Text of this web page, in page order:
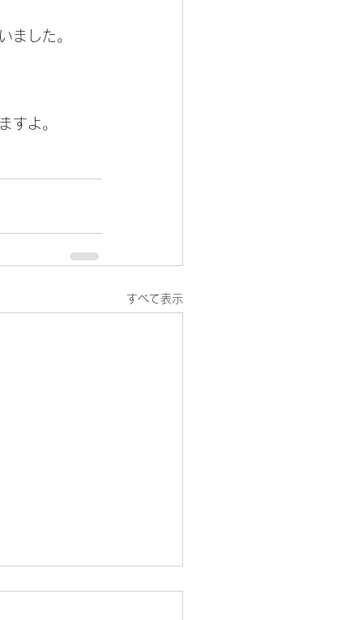
ました。
すよ。
すべて表示